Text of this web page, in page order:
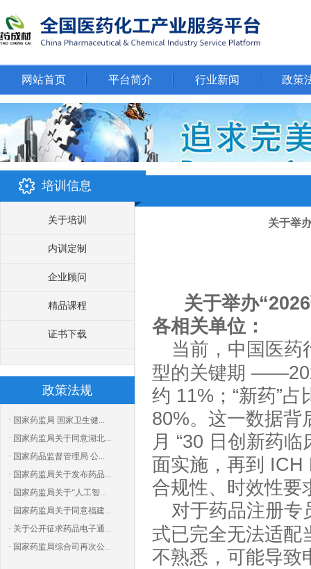
网站首页 平台简介 行业新闻 政策
培训信息
关于培训
内训定制
企业顾问
精品课程
证书下载
政策法规
· 国家药监局 国家卫生健...
· 国家药监局关于同意湖北...
· 国家药品监督管理局 公...
· 国家药监局关于发布药品...
· 国家药监局关于“人工智...
· 国家药监局关于同意福建...
· 关于公开征求药品电子通...
· 国家药监局综合司再次公...
关于举
关于举办“2026
各相关单位：
当前，中国医药
型的关键期 ——
约 11% ；“新药”
80%。这一数据背
月 “30 日创新药
面实施，再到 ICH
合规性、时效性要
对于药品注册专
式已完全无法适
不熟悉，可能导